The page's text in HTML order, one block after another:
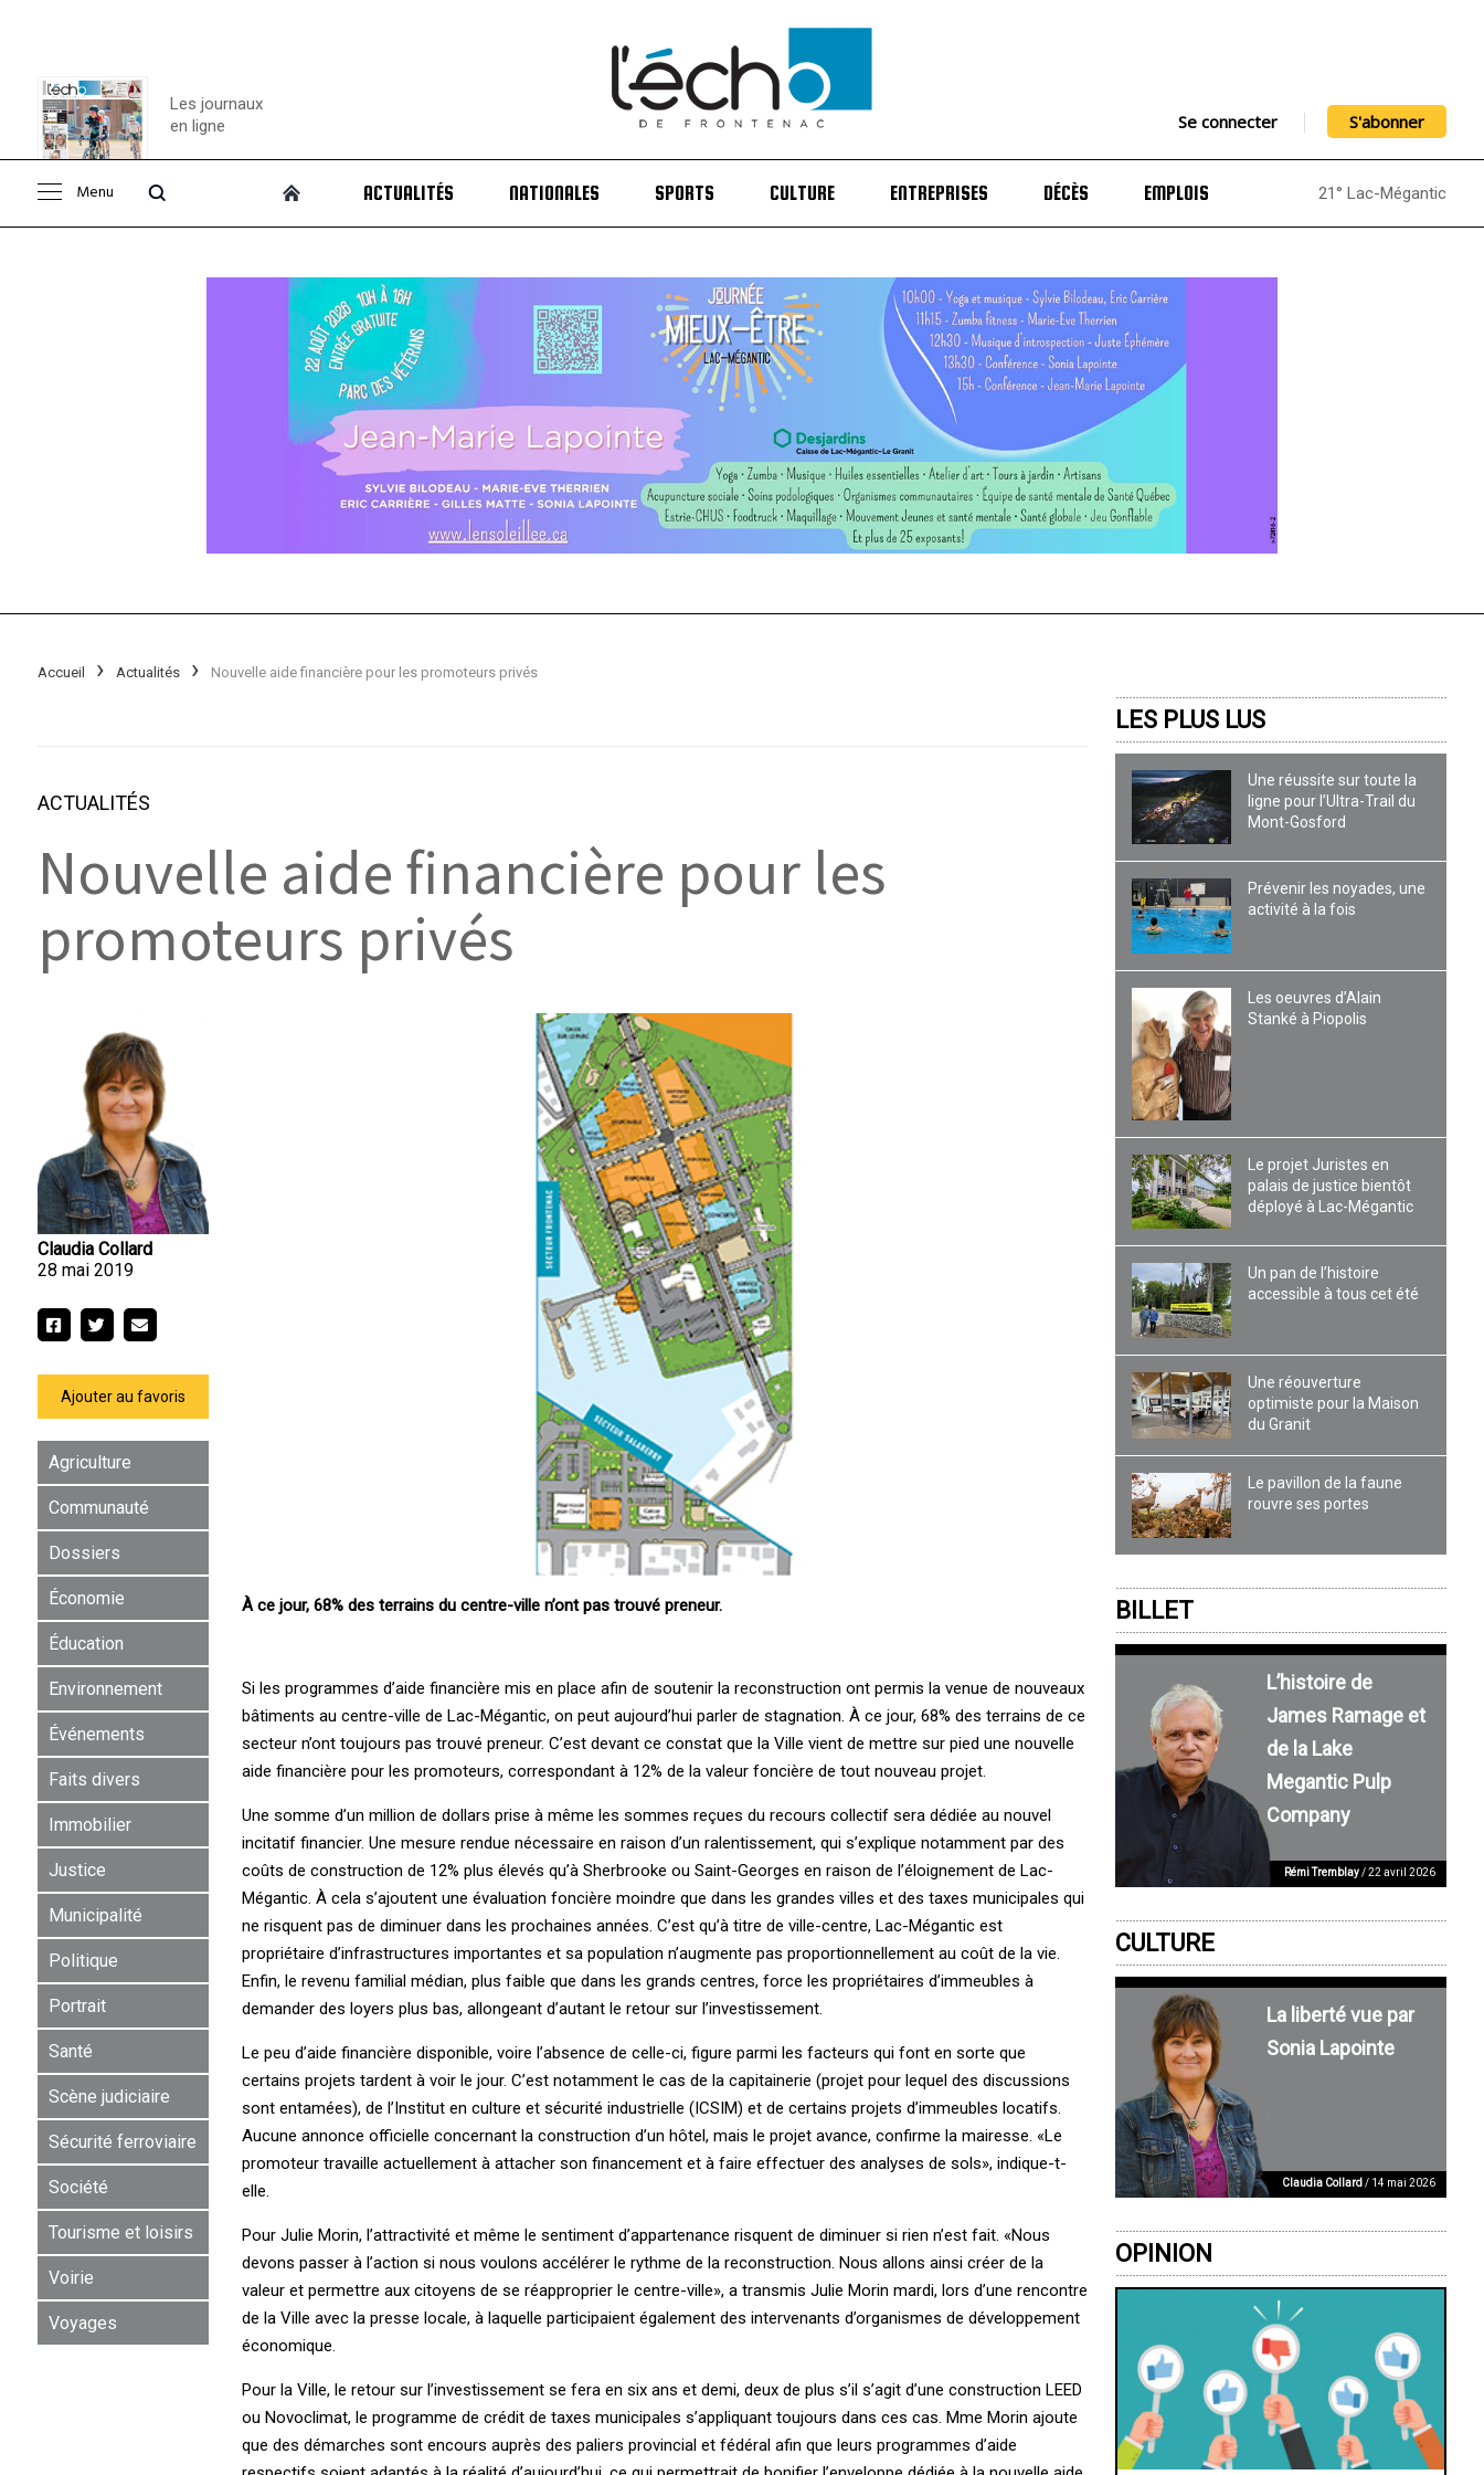
Consulter le
Les journaux
en ligne
Se connecter S'abonner
Menu ACTUALITÉS NATIONALES SPORTS CULTURE ENTREPRISES DÉCÈS EMPLOIS 21° Lac-Mégantic
Accueil Actualités Nouvelle aide financière pour les promoteurs privés
ACTUALITÉS
Nouvelle aide financière pour les
promoteurs privés
Claudia Collard
28 mai 2019
Ajouter au favoris
Agriculture
Communauté
Dossiers
Économie
Éducation
Environnement
Événements
Faits divers
Immobilier
Justice
Municipalité
Politique
Portrait
Santé
Scène judiciaire
Sécurité ferroviaire
Société
Tourisme et loisirs
Voirie
Voyages
À ce jour, 68% des terrains du centre-ville n’ont pas trouvé preneur.
Si les programmes d’aide financière mis en place afin de soutenir la reconstruction ont permis la venue de nouveaux
bâtiments au centre-ville de Lac-Mégantic, on peut aujourd’hui parler de stagnation. À ce jour, 68% des terrains de ce
secteur n’ont toujours pas trouvé preneur. C’est devant ce constat que la Ville vient de mettre sur pied une nouvelle
aide financière pour les promoteurs, correspondant à 12% de la valeur foncière de tout nouveau projet.
Une somme d’un million de dollars prise à même les sommes reçues du recours collectif sera dédiée au nouvel
incitatif financier. Une mesure rendue nécessaire en raison d’un ralentissement, qui s’explique notamment par des
coûts de construction de 12% plus élevés qu’à Sherbrooke ou Saint-Georges en raison de l’éloignement de Lac-
Mégantic. À cela s’ajoutent une évaluation foncière moindre que dans les grandes villes et des taxes municipales qui
ne risquent pas de diminuer dans les prochaines années. C’est qu’à titre de ville-centre, Lac-Mégantic est
propriétaire d’infrastructures importantes et sa population n’augmente pas proportionnellement au coût de la vie.
Enfin, le revenu familial médian, plus faible que dans les grands centres, force les propriétaires d’immeubles à
demander des loyers plus bas, allongeant d’autant le retour sur l’investissement.
Le peu d’aide financière disponible, voire l’absence de celle-ci, figure parmi les facteurs qui font en sorte que
certains projets tardent à voir le jour. C’est notamment le cas de la capitainerie (projet pour lequel des discussions
sont entamées), de l’Institut en culture et sécurité industrielle (ICSIM) et de certains projets d’immeubles locatifs.
Aucune annonce officielle concernant la construction d’un hôtel, mais le projet avance, confirme la mairesse. «Le
promoteur travaille actuellement à attacher son financement et à faire effectuer des analyses de sols», indique-t-
elle.
Pour Julie Morin, l’attractivité et même le sentiment d’appartenance risquent de diminuer si rien n’est fait. «Nous
devons passer à l’action si nous voulons accélérer le rythme de la reconstruction. Nous allons ainsi créer de la
valeur et permettre aux citoyens de se réapproprier le centre-ville», a transmis Julie Morin mardi, lors d’une rencontre
de la Ville avec la presse locale, à laquelle participaient également des intervenants d’organismes de développement
économique.
Pour la Ville, le retour sur l’investissement se fera en six ans et demi, deux de plus s’il s’agit d’une construction LEED
ou Novoclimat, le programme de crédit de taxes municipales s’appliquant toujours dans ces cas. Mme Morin ajoute
que des démarches sont encours auprès des paliers provincial et fédéral afin que leurs programmes d’aide
LES PLUS LUS
Une réussite sur toute la
ligne pour l’Ultra-Trail du
Mont-Gosford
Prévenir les noyades, une
activité à la fois
Les oeuvres d’Alain
Stanké à Piopolis
Le projet Juristes en
palais de justice bientôt
déployé à Lac-Mégantic
Un pan de l’histoire
accessible à tous cet été
Une réouverture
optimiste pour la Maison
du Granit
Le pavillon de la faune
rouvre ses portes
BILLET
L’histoire de
James Ramage et
de la Lake
Megantic Pulp
Company
Rémi Tremblay/ 22 avril 2026
CULTURE
La liberté vue par
Sonia Lapointe
Claudia Collard/ 14 mai 2026
OPINION